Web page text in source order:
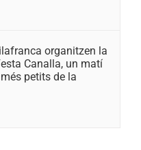
organitzen la
Canalla, un matí
petits de la